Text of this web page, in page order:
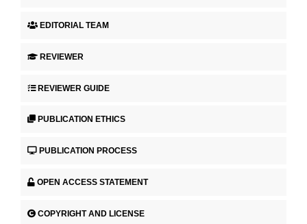
EDITORIAL TEAM
REVIEWER
REVIEWER GUIDE
PUBLICATION ETHICS
PUBLICATION PROCESS
OPEN ACCESS STATEMENT
COPYRIGHT AND LICENSE